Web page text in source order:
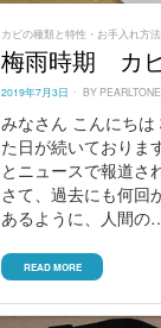
カビの種類と特性・お手入れ方法
梅雨時期 カビ
POSTED
2019年7月3日 BY
みなさん こんにち
た日が続いておりま
とニュースで報道さ
さて、過去にも何回
あるように、人間の
READ MORE